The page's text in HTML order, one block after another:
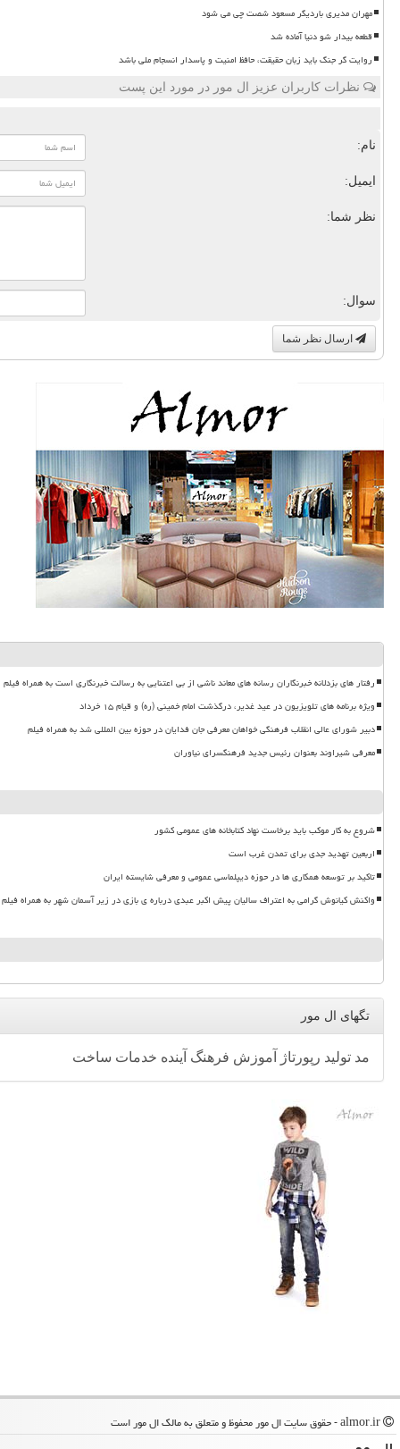
مهران مدیری باردیگر مسعود شصت چی می شود
قطعه بیدار شو دنیا آماده شد
روایت گر جنگ باید زبان حقیقت، حافظ امنیت و پاسدار انسجام ملی باشد
نظرات کاربران عزیز ال مور در مورد این پست
نام:
ایمیل:
نظر شما:
سوال:
ارسال نظر شما
رفتار های بزدلانه خبرنگاران رسانه های معاند ناشی از بی اعتنایی به رسالت خبرنگاری است به همراه فیلم
ویژه برنامه های تلویزیون در عید غدیر، درگذشت امام خمینی (ره) و قیام ۱۵ خرداد
دبیر شورای عالی انقلاب فرهنگی خواهان معرفی جان فدایان در حوزه بین المللی شد به همراه فیلم
معرفی شیراوند بعنوان رئیس جدید فرهنگسرای نیاوران
شروع به کار موکب باید برخاست نهاد کتابخانه های عمومی کشور
اربعین تهدید جدی برای تمدن غرب است
تاکید بر توسعه همکاری ها در حوزه دیپلماسی عمومی و معرفی شایسته ایران
واکنش کیانوش گرامی به اعتراف سالیان پیش اکبر عبدی درباره ی بازی در زیر آسمان شهر به همراه فیلم
تگهای ال مور
مد تولید رپورتاژ آموزش فرهنگ آینده خدمات ساخت